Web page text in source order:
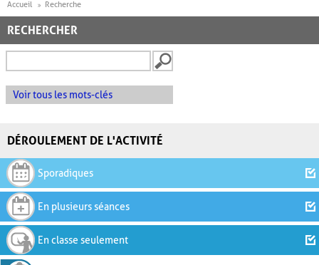
Accueil Recherche
RECHERCHER
Voir tous les mots-clés
DÉROULEMENT DE L'ACTIVITÉ
Sporadiques
En plusieurs séances
En classe seulement